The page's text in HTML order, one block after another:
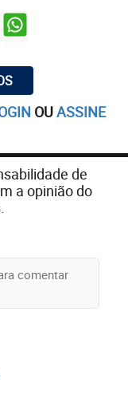
OUASSINE
de
a opinião do